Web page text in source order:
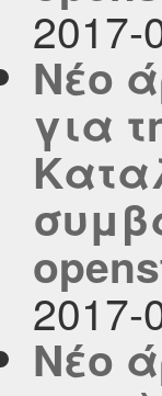
2017-
Νέο
για
2017-
Νέο